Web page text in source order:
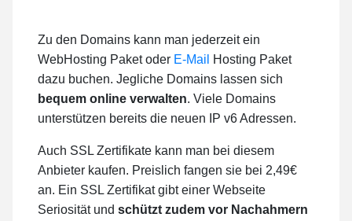
Zu den Domains kann man jederzeit ein
WebHosting Paket oder E-Mail
Hosting Paket
dazu buchen. Jegliche Domains lassen sich
bequem online verwalten. Viele Domains
unterstützen bereits die neuen IP v6 Adressen.
Auch SSL Zertifikate kann man bei diesem
Anbieter kaufen. Preislich fangen sie bei 2,49€
an. Ein SSL Zertifikat gibt einer Webseite
Seriosität und schützt zudem vor Nachahmern